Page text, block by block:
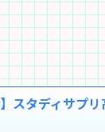
スタディサプ